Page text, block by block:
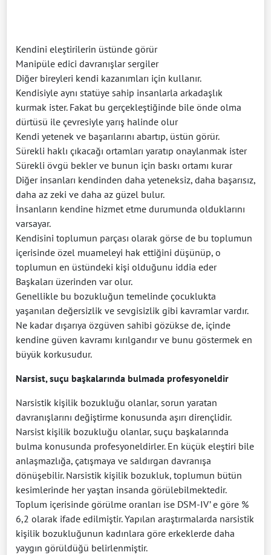
Kendini eleştirilerin üstünde görür
Manipüle edici davranışlar sergiler
Diğer bireyleri kendi kazanımları için kullanır.
Kendisiyle aynı statüye sahip insanlarla arkadaşlık
kurmak ister. Fakat bu gerçekleştiğinde bile önde olma
dürtüsü ile çevresiyle yarış halinde olur
Kendi yetenek ve başarılarını abartıp, üstün görür.
Sürekli haklı çıkacağı ortamları yaratıp onaylanmak ister
Sürekli övgü bekler ve bunun için baskı ortamı kurar
Diğer insanları kendinden daha yeteneksiz, daha başarısız,
daha az zeki ve daha az güzel bulur.
İnsanların kendine hizmet etme durumunda olduklarını
varsayar.
Kendisini toplumun parçası olarak görse de bu toplumun
içerisinde özel muameleyi hak ettiğini düşünüp, o
toplumun en üstündeki kişi olduğunu iddia eder
Başkaları üzerinden var olur.
Genellikle bu bozukluğun temelinde çocuklukta
yaşanılan değersizlik ve sevgisizlik gibi kavramlar vardır.
Ne kadar dışarıya özgüven sahibi gözükse de, içinde
kendine güven kavramı kırılgandır ve bunu göstermek en
büyük korkusudur.
Narsist, suçu başkalarında bulmada profesyoneldir
Narsistik kişilik bozukluğu olanlar, sorun yaratan
davranışlarını değiştirme konusunda aşırı dirençlidir.
Narsist kişilik bozukluğu olanlar, suçu başkalarında
bulma konusunda profesyoneldirler. En küçük eleştiri bile
anlaşmazlığa, çatışmaya ve saldırgan davranışa
dönüşebilir. Narsistik kişilik bozukluk, toplumun bütün
kesimlerinde her yaştan insanda görülebilmektedir.
Toplum içerisinde görülme oranları ise DSM-IV’ e göre %
6,2 olarak ifade edilmiştir. Yapılan araştırmalarda narsistik
kişilik bozukluğunun kadınlara göre erkeklerde daha
yaygın görüldüğü belirlenmiştir.